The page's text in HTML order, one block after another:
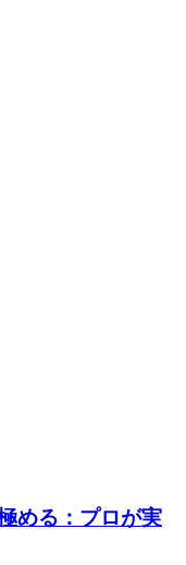
める：プロが実